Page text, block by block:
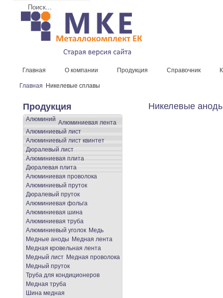
Главная О компании Продукция Справочник
Главная Никелевые сплавы
Продукция
Алюминий Алюминиевая лента
Алюминиевый лист
Алюминиевый лист квинтет
Дюралевый лист
Алюминиевая плита
Дюралевая плита
Алюминиевая проволока
Алюминиевый пруток
Дюралевый пруток
Алюминиевая фольга
Алюминиевая шина
Алюминиевая труба
Алюминиевый уголок Медь
Медные аноды Медная лента
Медная кровельная лента
Медный лист Медная проволока
Медный пруток
Труба для кондиционеров
Медная труба
Шина медная
Никелевые